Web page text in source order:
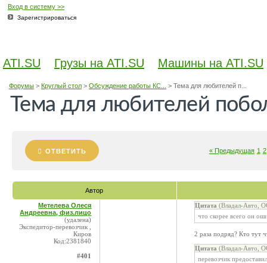
Вход в систему >>
Зарегистрироваться
ATI.SU Грузы на ATI.SU Машины на ATI.SU
Форумы> Круглый стол> Обсуждение работы КС... > Тема для любителей п...
Тема для любителей
ОТВЕТИТЬ « Предыдущая 1 2
Автор
Метелева Олеся
Андреевна, физ.лицо
(удалена)
Экспедитор-перевозчик ,
Киров
Код:2381840
#401
Цитата (Владал-Авто,
что скорее всего он
2 раза подряд? Кто тут
Цитата (Владал-Авто,
перевозчик